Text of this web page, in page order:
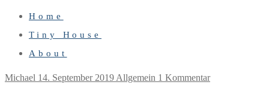
Home
Tiny House
About
Michael 14. September 2019 Allgemein 1 Kommentar